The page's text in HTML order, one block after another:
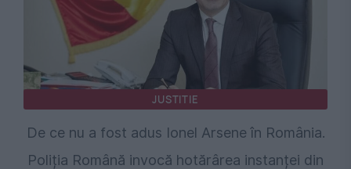
JUSTITIE
De ce nu a fost adus Ionel Arsene în România.
Poliția Română invocă hotărârea instanței din